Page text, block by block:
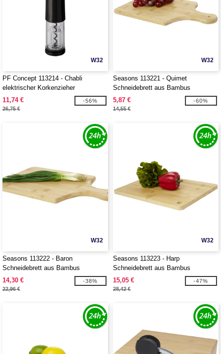
W32
PF Concept 113214 - Chabli
elektrischer Korkenzieher
11,74 €
26,75 €
-56%
W32
Seasons 113221 - Quimet
Schneidebrett aus Bambus
5,87 €
14,55 €
-60%
W32
Seasons 113222 - Baron
Schneidebrett aus Bambus
14,30 €
22,96 €
-38%
W32
Seasons 113223 - Harp
Schneidebrett aus Bambus
15,05 €
28,42 €
-47%